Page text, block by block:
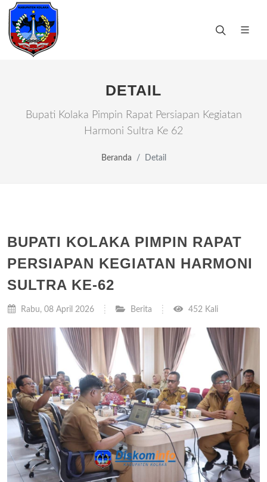
DETAIL
Bupati Kolaka Pimpin Rapat Persiapan Kegiatan
Harmoni Sultra Ke 62
Beranda Detail
BUPATI KOLAKA PIMPIN RAPAT
PERSIAPAN KEGIATAN HARMONI
SULTRA KE-62
Rabu, 08 April 2026 Berita 452 Kali